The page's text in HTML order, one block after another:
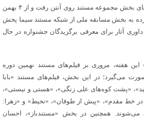
می‌شود. در آذر امسال، فیلم‌های بخش مجموعه مستند روی آنتن رفت و از ۴ بهمن
کرده به بخش مسابقه‌ ملی از شبکه‌ مستند سیما پخش
آثار برای معرفی برگزیدگان جشنواره در حال
هفته، مروری بر فیلم‌های مستند نهمین دوره‌
می‌گیرد؛ در این بخش، فیلم‌های مستند «بابا
«پشت کوه‌های علی زنگی»، «هستی و نیستی»،
در خط مقدم»، «پیش از طوفان»، «نحیط» و «زهرا:
همچنین در بخش «مستندباز»، احسان